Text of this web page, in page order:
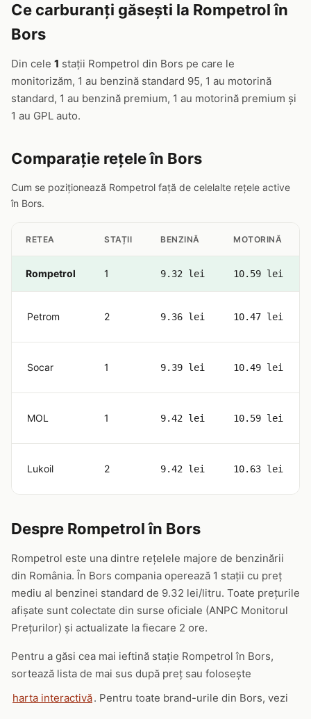
Ce carburanți găsești la Rompetrol în
Bors
Din cele 1 stații Rompetrol din Bors pe care le
monitorizăm, 1 au benzină standard 95, 1 au motorină
standard, 1 au benzină premium, 1 au motorină premium și
1 au GPL auto.
Comparație rețele în Bors
Cum se poziționează Rompetrol față de celelalte rețele active
în Bors.
RETEA STAȚII BENZINĂ MOTORINĂ
Rompetrol 1 9.32 lei 10.59 lei
Petrom 2 9.36 lei 10.47 lei
Socar 1 9.39 lei 10.49 lei
MOL 1 9.42 lei 10.59 lei
Lukoil 2 9.42 lei 10.63 lei
Despre Rompetrol în Bors
Rompetrol este una dintre rețelele majore de benzinării
din România. În Bors compania operează 1 stații cu preț
mediu al benzinei standard de 9.32 lei/litru. Toate prețurile
afișate sunt colectate din surse oficiale (ANPC Monitorul
Prețurilor) și actualizate la fiecare 2 ore.
Pentru a găsi cea mai ieftină stație Rompetrol în Bors,
sortează lista de mai sus după preț sau folosește
harta interactivă. Pentru toate brand-urile din Bors, vezi